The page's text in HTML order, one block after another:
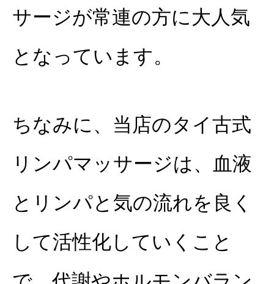
サージが常連の方に大人気
となっています。
ちなみに、当店のタイ古式
リンパマッサージは、血液
とリンパと気の流れを良く
して活性化していくこと